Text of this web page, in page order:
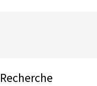
Recherche